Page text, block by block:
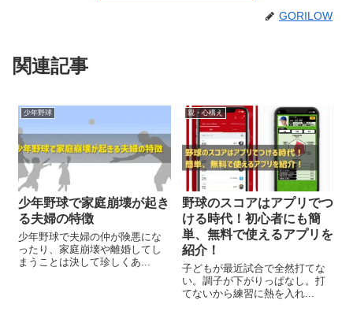
GORILOW
関連記事
少年野球
少年野球で家庭崩壊が起き
る夫婦の特徴
少年野球で夫婦の仲が険悪にな
ったり、家庭崩壊や離婚してし
まうことは決して珍しくあ...
親・心構え
野球のスコアはアプリでつ
ける時代！初心者にも簡
単、無料で使えるアプリを
紹介！
子どもが最近試合で全然打てな
い。調子が下がりっぱなし。打
てないから練習に熱を入れ...